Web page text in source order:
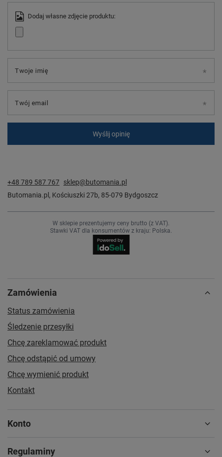
Dodaj własne zdjęcie produktu:
Twoje imię
Twój email
Wyślij opinię
+48 789 587 767 sklep@butomania.pl
Butomania.pl , Kościuszki 27b, 85-079 Bydgoszcz
W sklepie prezentujemy ceny brutto (z VAT).
Stawki VAT dla konsumentów z kraju: Polska.
Zamówienia
Status zamówienia
Śledzenie przesyłki
Chcę zareklamować produkt
Chcę odstąpić od umowy
Chcę wymienić produkt
Kontakt
Konto
Regulaminy